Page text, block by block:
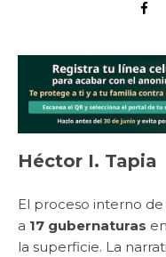
Héctor I. Tapia
El proceso interno
a 17 gubernaturas en
la superficie. La